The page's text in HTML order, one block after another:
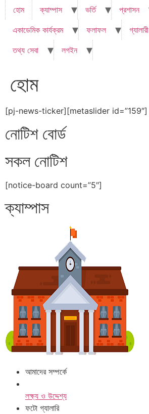
হোম ক্যাম্পাস ভর্তি
প্রশাসন
একাডেমিক কার্যক্রম
ফলাফল গ্যালারী
তথ্য সেবা
লগইন
হোম
[pj-news-ticker][metaslider id=”159″]
নোটিশ বোর্ড
সকল নোটিশ
[notice-board count=”5″]
ক্যাম্পাস
আমাদের সম্পর্কে
লক্ষ্য ও উদ্দেশ্য
ফটো গ্যালারি